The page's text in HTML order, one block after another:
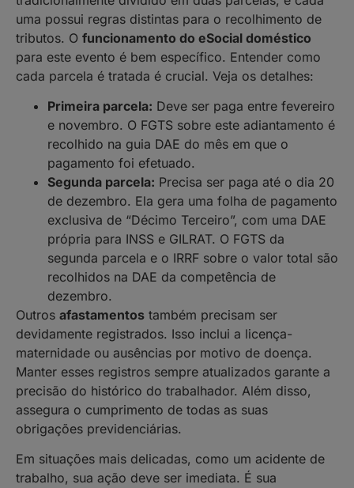
uma possui regras distintas para o recolhimento de
tributos. O funcionamento do eSocial doméstico
para este evento é bem específico. Entender como
cada parcela é tratada é crucial. Veja os detalhes:
Primeira parcela: Deve ser paga entre fevereiro
e novembro. O FGTS sobre este adiantamento é
recolhido na guia DAE do mês em que o
pagamento foi efetuado.
Segunda parcela: Precisa ser paga até o dia 20
de dezembro. Ela gera uma folha de pagamento
exclusiva de “Décimo Terceiro”, com uma DAE
própria para INSS e GILRAT. O FGTS da
segunda parcela e o IRRF sobre o valor total são
recolhidos na DAE da competência de
dezembro.
Outros afastamentos também precisam ser
devidamente registrados. Isso inclui a licença-
maternidade ou ausências por motivo de doença.
Manter esses registros sempre atualizados garante a
precisão do histórico do trabalhador. Além disso,
assegura o cumprimento de todas as suas
obrigações previdenciárias.
Em situações mais delicadas, como um acidente de
trabalho, sua ação deve ser imediata. É sua